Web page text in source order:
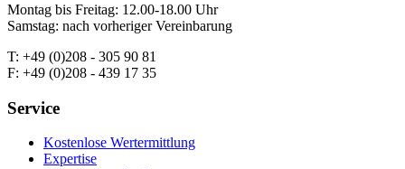
Montag bis Freitag: 12.00-18.00 Uhr
Samstag: nach vorheriger Vereinbarung
T: +49 (0)208 - 305 90 81
F: +49 (0)208 - 439 17 35
Service
Kostenlose Wertermittlung
Expertise